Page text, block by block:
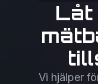
Låt
Vi hjälper